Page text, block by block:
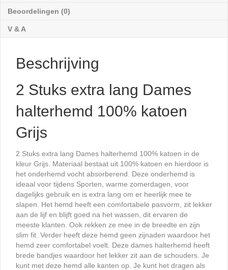
Beoordelingen (0)
V & A
Beschrijving
2 Stuks extra lang Dames
halterhemd 100% katoen
Grijs
2 Stuks extra lang Dames halterhemd 100% katoen in de
kleur Grijs. Materiaal bestaat uit 100% katoen en hierdoor is
het onderhemd vocht absorberend. Deze onderhemd is
ideaal voor tijdens Sporten, warme zomerdagen, voor
dagelijks gebruik en is extra lang om er heerlijk mee te
slapen. Het hemd heeft een comfortabele pasvorm, zit lekker
aan de lijf en blijft goed na het wassen, dit ervaren de
meeste klanten. Ook rekken ze mee in de breedte en zijn
slim fit. Verder heeft deze hemd geen zijnaden waardoor het
hemd zeer comfortabel voelt. Deze dames halterhemd heeft
brede bandjes waardoor het lekker zit aan de schouders. Je
kunt met deze hemd alle kanten op. Je kunt het dragen als